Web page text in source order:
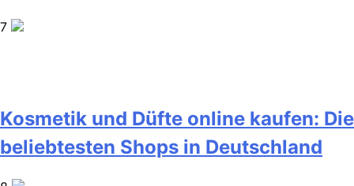
7
Kosmetik und Düfte online kaufen: Die
beliebtesten Shops in Deutschland